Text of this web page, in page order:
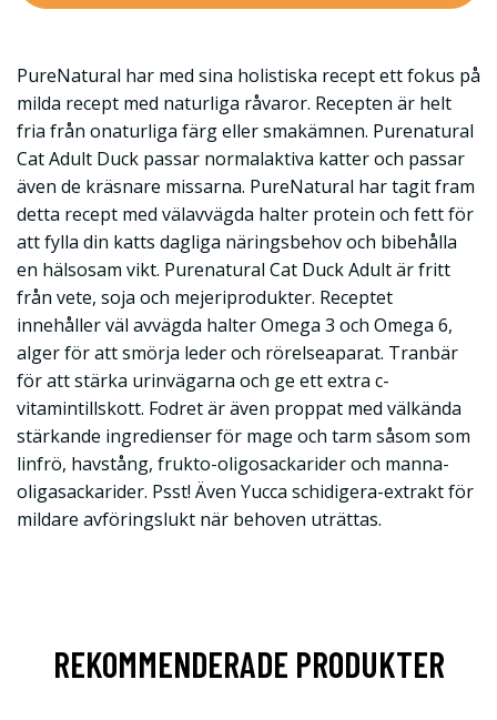
PureNatural har med sina holistiska recept ett fokus på
milda recept med naturliga råvaror. Recepten är helt
fria från onaturliga färg eller smakämnen. Purenatural
Cat Adult Duck passar normalaktiva katter och passar
även de kräsnare missarna. PureNatural har tagit fram
detta recept med välavvägda halter protein och fett för
att fylla din katts dagliga näringsbehov och bibehålla
en hälsosam vikt. Purenatural Cat Duck Adult är fritt
från vete, soja och mejeriprodukter. Receptet
innehåller väl avvägda halter Omega 3 och Omega 6,
alger för att smörja leder och rörelseaparat. Tranbär
för att stärka urinvägarna och ge ett extra c-
vitamintillskott. Fodret är även proppat med välkända
stärkande ingredienser för mage och tarm såsom som
linfrö, havstång, frukto-oligosackarider och manna-
oligasackarider. Psst! Även Yucca schidigera-extrakt för
mildare avföringslukt när behoven uträttas.
REKOMMENDERADE PRODUKTER